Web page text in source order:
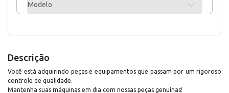
Modelo
Descrição
Você está adquirindo peças e equipamentos que passam por um rigoroso
controle de qualidade.
Mantenha suas máquinas em dia com nossas peças genuínas!